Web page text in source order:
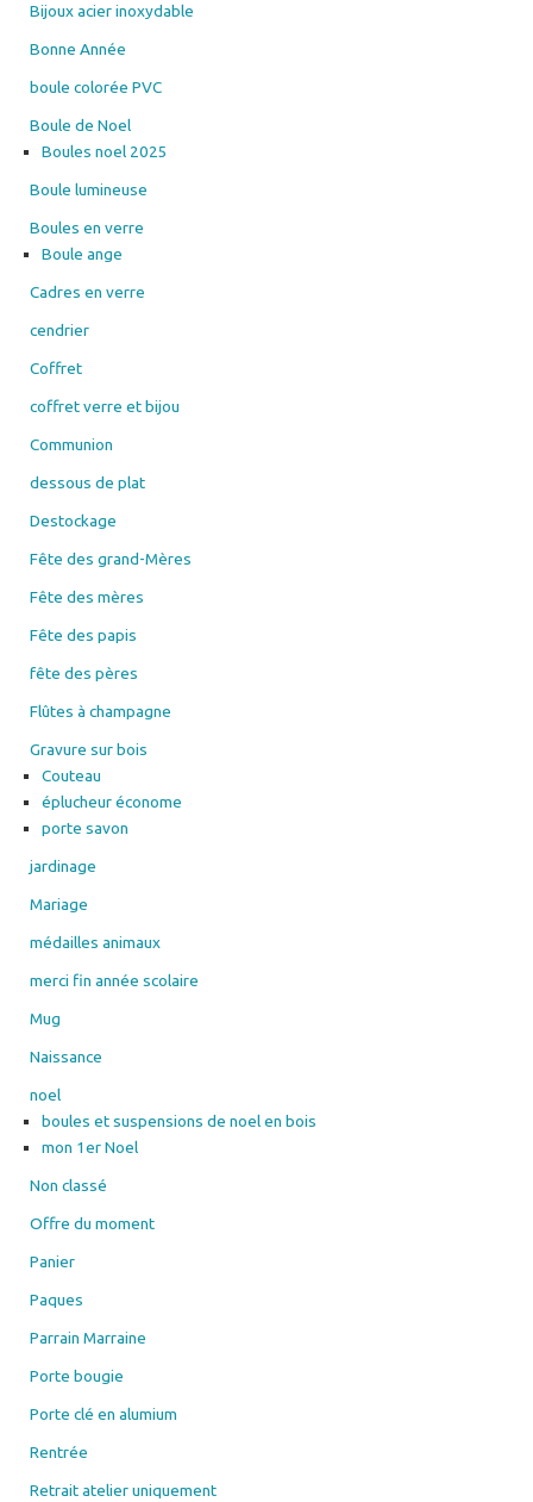
Bijoux acier inoxydable
Bonne Année
boule colorée PVC
Boule de Noel
Boules noel 2025
Boule lumineuse
Boules en verre
Boule ange
Cadres en verre
cendrier
Coffret
coffret verre et bijou
Communion
dessous de plat
Destockage
Fête des grand-Mères
Fête des mères
Fête des papis
fête des pères
Flûtes à champagne
Gravure sur bois
Couteau
éplucheur économe
porte savon
jardinage
Mariage
médailles animaux
merci fin année scolaire
Mug
Naissance
noel
boules et suspensions de noel en bois
mon 1er Noel
Non classé
Offre du moment
Panier
Paques
Parrain Marraine
Porte bougie
Porte clé en alumium
Rentrée
Retrait atelier uniquement